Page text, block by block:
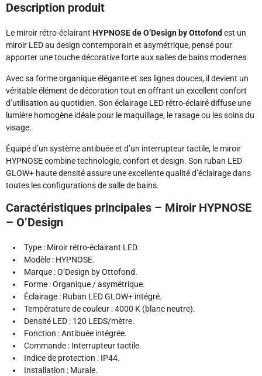
Description produit
Le miroir rétro-éclairant HYPNOSE de O’Design by Ottofond est un
miroir LED au design contemporain et asymétrique, pensé pour
apporter une touche décorative forte aux salles de bains modernes.
Avec sa forme organique élégante et ses lignes douces, il devient un
véritable élément de décoration tout en offrant un excellent confort
d’utilisation au quotidien. Son éclairage LED rétro-éclairé diffuse une
lumière homogène idéale pour le maquillage, le rasage ou les soins du
visage.
Équipé d’un système antibuée et d’un interrupteur tactile, le miroir
HYPNOSE combine technologie, confort et design. Son ruban LED
GLOW+ haute densité assure une excellente qualité d’éclairage dans
toutes les configurations de salle de bains.
Caractéristiques principales – Miroir HYPNOSE
– O’Design
Type : Miroir rétro-éclairant LED.
Modèle : HYPNOSE.
Marque : O’Design by Ottofond.
Forme : Organique / asymétrique.
Éclairage : Ruban LED GLOW+ intégré.
Température de couleur : 4000 K (blanc neutre).
Densité LED : 120 LEDS/mètre.
Fonction : Antibuée intégrée.
Commande : Interrupteur tactile.
Indice de protection : IP44.
Installation : Murale.